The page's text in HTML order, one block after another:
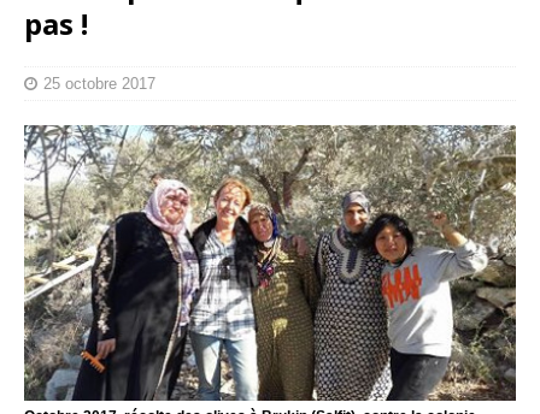
pas !
25 octobre 2017